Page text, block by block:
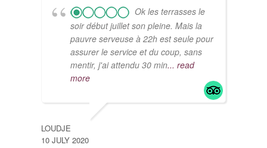
Ok les terrasses le
soir début juillet son pleine. Mais la
pauvre serveuse à 22h est seule pour
assurer le service et du coup, sans
mentir, j'ai attendu 30 min... read
more
LOUDJE
10 JULY 2020